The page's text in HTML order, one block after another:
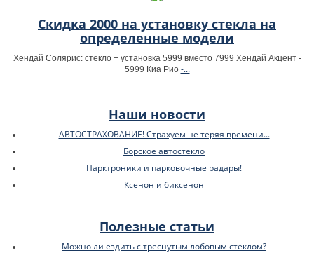
Скидка 2000 на установку стекла на
определенные модели
Хендай Солярис: стекло + установка 5999 вместо 7999 Хендай Акцент -
5999 Киа Рио -...
Наши новости
АВТОСТРАХОВАНИЕ! Страхуем не теряя времени...
Борское автостекло
Парктроники и парковочные радары!
Ксенон и биксенон
Полезные статьи
Можно ли ездить с треснутым лобовым стеклом?